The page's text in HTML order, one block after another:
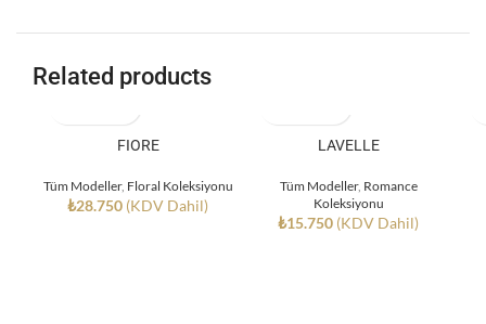
Related products
FIORE
Tüm Modeller, Floral Koleksiyonu
₺28.750 (KDV Dahil)
LAVELLE
Tüm Modeller, Romance
Koleksiyonu
₺15.750 (KDV Dahil)